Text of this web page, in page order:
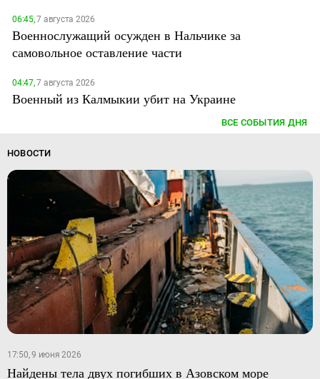
06:45,7 августа 2026
Военнослужащий осужден в Нальчике за
самовольное оставление части
04:47,7 августа 2026
Военный из Калмыкии убит на Украине
ВСЕ СОБЫТИЯ ДНЯ
НОВОСТИ
17:50, 9 июня 2026
Найдены тела двух погибших в Азовском море